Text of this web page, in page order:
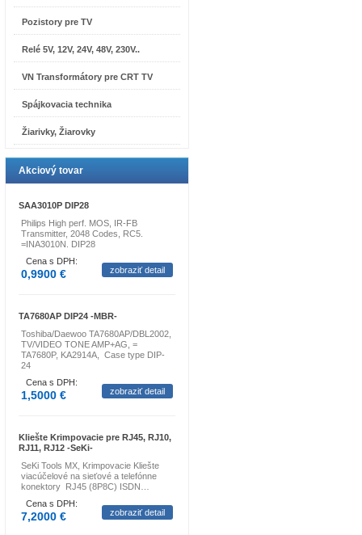
Pozistory pre TV
Relé 5V, 12V, 24V, 48V, 230V..
VN Transformátory pre CRT TV
Spájkovacia technika
Žiarivky, Žiarovky
Akciový tovar
SAA3010P DIP28
Philips High perf. MOS, IR-FB
Transmitter, 2048 Codes, RC5.
=INA3010N. DIP28
Cena s DPH:
0,9900 € zobraziť detail
TA7680AP DIP24 -MBR-
Toshiba/Daewoo TA7680AP/DBL2002,
TV/VIDEO TONE AMP+AG, =
TA7680P, KA2914A, Case type DIP-
24
Cena s DPH:
1,5000 € zobraziť detail
Kliešte Krimpovacie pre RJ45, RJ10,
RJ11, RJ12 -SeKi-
SeKi Tools MX, Krimpovacie Kliešte
viacúčelové na sieťové a telefónne
konektory RJ45 (8P8C) ISDN…
Cena s DPH:
7,2000 € zobraziť detail